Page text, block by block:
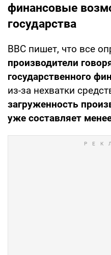
финансовые
государства
ВВС пишет, что все
производители
государственного
из-за нехватки
загруженность
уже составляет